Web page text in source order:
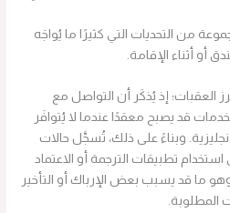
من التحديات التي كثيرًا ما يُواجَه
أو أثناء الإقامة.
العقبات؛ إذ يُذكَر أن التواصل مع
قد يصبح معقدًا عندما لا يُتوافَر
وبناءً على ذلك، تُسجَّل حالات
تطبيقات الترجمة أو الاعتماد
ما قد يسبب بعض الإرباك أو التأخير
المطلوبة.